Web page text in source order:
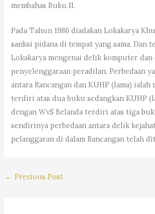
membahas Buku II.
Pada Tahun 1986 diadakan Lokakarya
sanksi pidana di tempat yang sama. Dan
Lokakarya mengenai delik komputer
penyelenggaraan peradilan. Perbedaan
antara Rancangan dan KUHP (lama) ialah
terdiri atas dua buku sedangkan KUHP
dengan WvS Belanda terdiri atas tiga
sendirinya perbedaan antara delik
pelanggaran di dalam Rancangan telah
← Previous Post